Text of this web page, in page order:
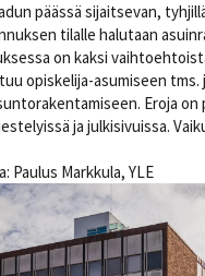
päässä sijaitsevan,
tilalle halutaan
on kaksi
opiskelija-asumiseen tms.
Eroja on
ja julkisivuissa.
Paulus Markkula, YLE